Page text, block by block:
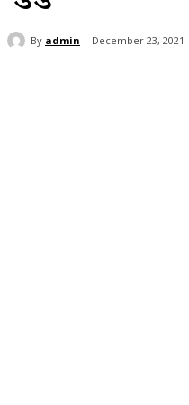
By admin December 23, 2021